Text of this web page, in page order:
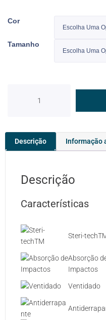
Cor
Tamanho
Descrição Informação
Descrição
Características
Steri-
Absorção
Impactos
Ventidado